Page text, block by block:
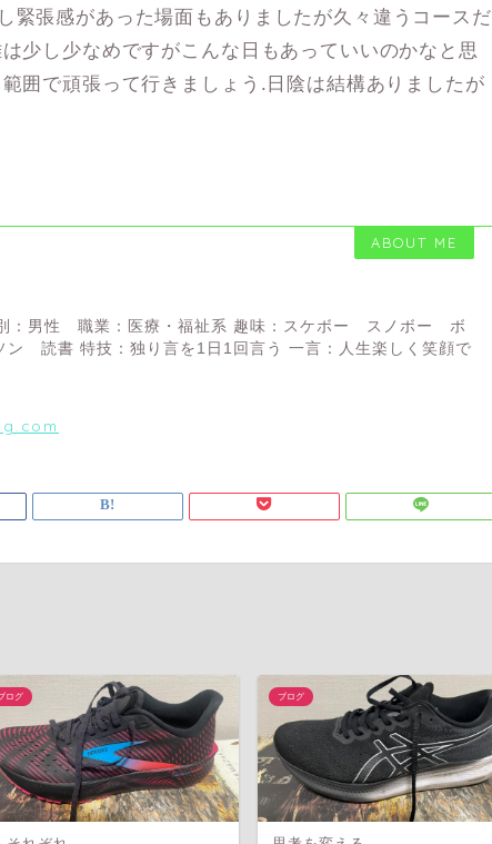
緊張感があった場面もありましたが久々違うコースだ
少し少なめですがこんな日もあっていいのかなと思
囲で頑張って行きましょう.日陰は結構ありましたが
ABOUT ME
：男性 職業：医療・福祉系 趣味：スケボー スノボー ボ
読書 特技：独り言を1日1回言う 一言：人生楽しく笑顔で
ログ ブログ